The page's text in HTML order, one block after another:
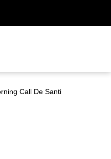
Call De Santi